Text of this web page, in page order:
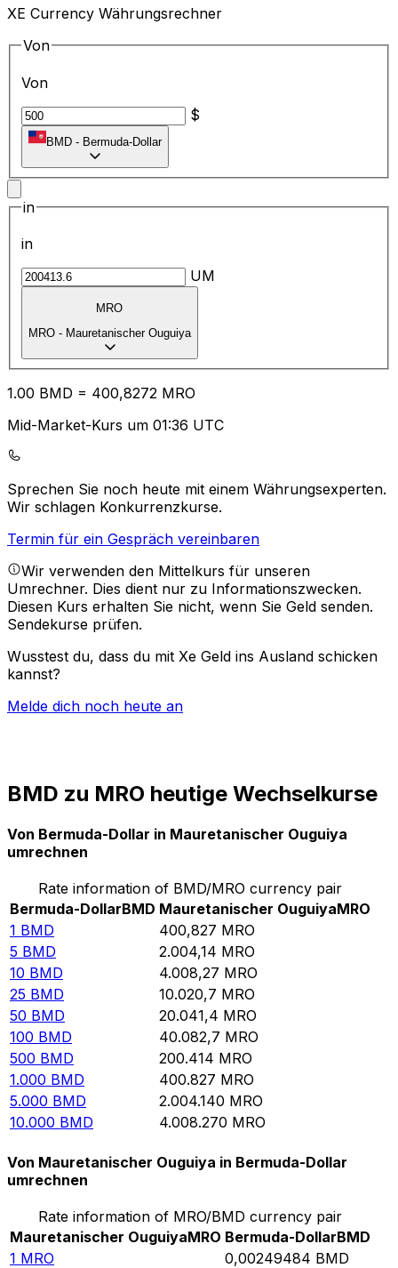
XE Currency Währungsrechner
Von
Von
$
BMD - Bermuda-Dollar
in
in
UM
MRO
MRO - Mauretanischer Ouguiya
1.00 BMD = 400,8272 MRO
Mid-Market-Kurs um 01:36 UTC
Sprechen Sie noch heute mit einem Währungsexperten.
Wir schlagen Konkurrenzkurse.
Termin für ein Gespräch vereinbaren
Wir verwenden den Mittelkurs für unseren
Umrechner. Dies dient nur zu Informationszwecken.
Diesen Kurs erhalten Sie nicht, wenn Sie Geld senden.
Sendekurse prüfen.
Wusstest du, dass du mit Xe Geld ins Ausland schicken
kannst?
Melde dich noch heute an
BMD zu MRO heutige Wechselkurse
Von Bermuda-Dollar in Mauretanischer Ouguiya
umrechnen
Rate information of BMD/MRO currency pair
Bermuda-DollarBMD Mauretanischer OuguiyaMRO
1 BMD 400,827 MRO
5 BMD 2.004,14 MRO
10 BMD 4.008,27 MRO
25 BMD 10.020,7 MRO
50 BMD 20.041,4 MRO
100 BMD 40.082,7 MRO
500 BMD 200.414 MRO
1.000 BMD 400.827 MRO
5.000 BMD 2.004.140 MRO
10.000 BMD 4.008.270 MRO
Von Mauretanischer Ouguiya in Bermuda-Dollar
umrechnen
Rate information of MRO/BMD currency pair
Mauretanischer OuguiyaMRO Bermuda-DollarBMD
1 MRO 0,00249484 BMD